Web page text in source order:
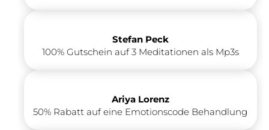
Stefan Peck
100% Gutschein auf 3 Meditationen als Mp3s
Ariya Lorenz
50% Rabatt auf eine Emotionscode Behandlung